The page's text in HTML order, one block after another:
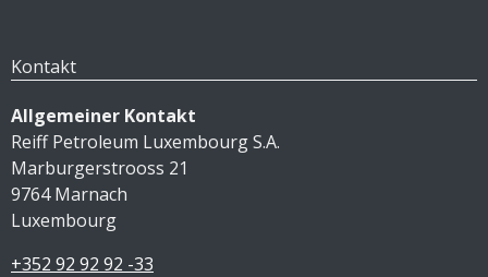
Kontakt
Allgemeiner Kontakt
Reiff Petroleum Luxembourg S.A.
Marburgerstrooss 21
9764 Marnach
Luxembourg
+352 92 92 92 -33